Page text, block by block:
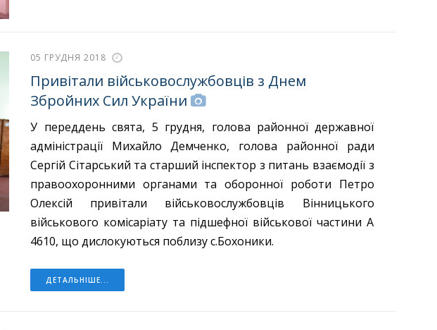
05 ГРУДНЯ 2018
Привітали військовослужбовців з Днем
Збройних Сил України
У переддень свята, 5 грудня, голова районної державної
адміністрації Михайло Демченко, голова районної ради
Сергій Сітарський та старший інспектор з питань взаємодії з
правоохоронними органами та оборонної роботи Петро
Олексій привітали військовослужбовців Вінницького
військового комісаріату та підшефної військової частини А
4610, що дислокуються поблизу с.Бохоники.
ДЕТАЛЬНІШЕ...